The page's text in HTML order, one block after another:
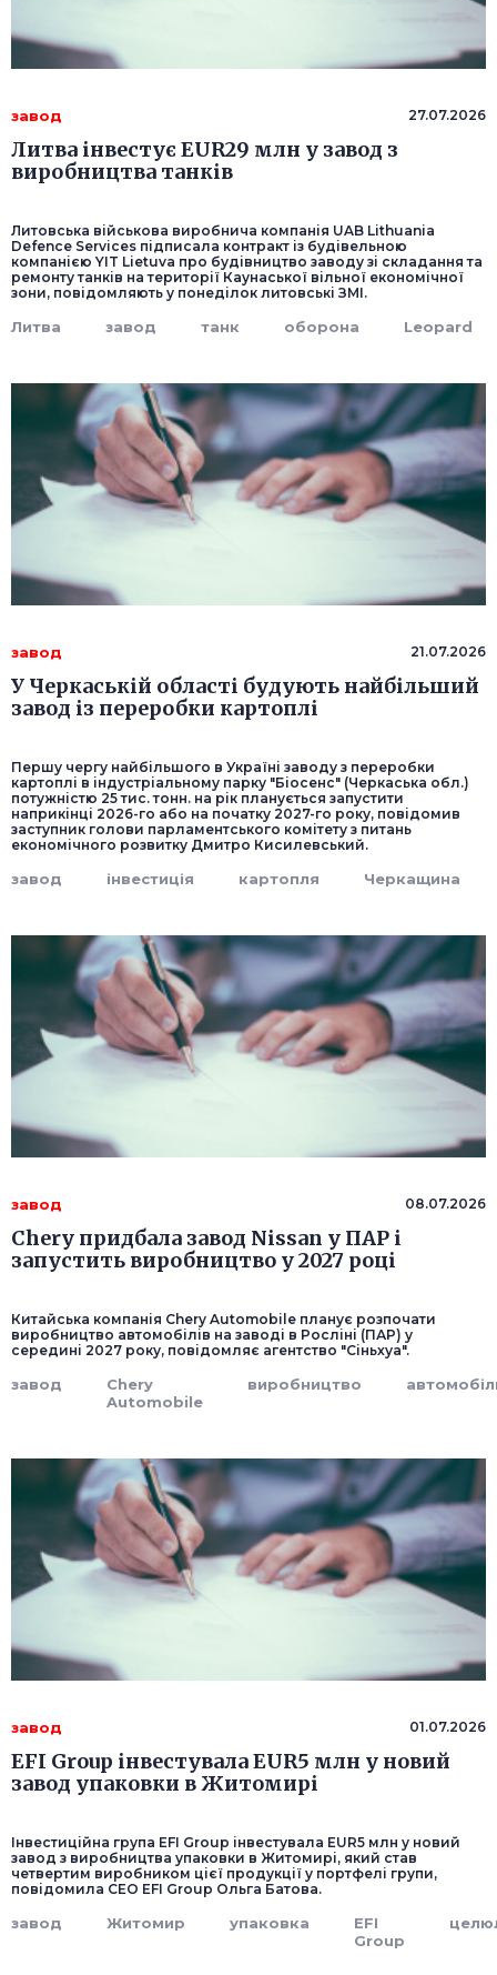
завод 27.07.2026
Литва інвестує EUR29 млн у завод з
виробництва танків
Литовська військова виробнича компанія UAB Lithuania
Defence Services підписала контракт із будівельною
компанією YIT Lietuva про будівництво заводу зі складання та
ремонту танків на території Каунаської вільної економічної
зони, повідомляють у понеділок литовські ЗМІ.
Литва завод танк оборона Leopard
завод 21.07.2026
У Черкаській області будують найбільший
завод із переробки картоплі
Першу чергу найбільшого в Україні заводу з переробки
картоплі в індустріальному парку "Біосенс" (Черкаська обл.)
потужністю 25 тис. тонн. на рік планується запустити
наприкінці 2026-го або на початку 2027-го року, повідомив
заступник голови парламентського комітету з питань
економічного розвитку Дмитро Кисилевський.
завод інвестиція картопля Черкащина
завод 08.07.2026
Chery придбала завод Nissan у ПАР і
запустить виробництво у 2027 році
Китайська компанія Chery Automobile планує розпочати
виробництво автомобілів на заводі в Росліні (ПАР) у
середині 2027 року, повідомляє агентство "Сіньхуа".
завод
Chery
Automobile
виробництво
завод 01.07.2026
EFI Group інвестувала EUR5 млн у новий
завод упаковки в Житомирі
Інвестиційна група EFI Group інвестувала EUR5 млн у новий
завод з виробництва упаковки в Житомирі, який став
четвертим виробником цієї продукції у портфелі групи,
повідомила СЕО EFI Group Ольга Батова.
завод Житомир упаковка
EFI
Group